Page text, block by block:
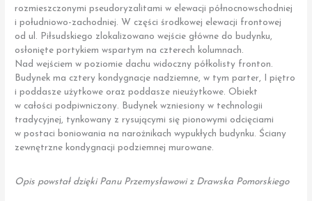
rozmieszczonymi pseudoryzalitami w elewacji północnowschodniej
i południowo-zachodniej. W części środkowej elewacji frontowej
od ul. Piłsudskiego zlokalizowano wejście główne do budynku,
osłonięte portykiem wspartym na czterech kolumnach.
Nad wejściem w poziomie dachu widoczny półkolisty fronton.
Budynek ma cztery kondygnacje nadziemne, w tym parter, I piętro
i poddasze użytkowe oraz poddasze nieużytkowe. Obiekt
w całości podpiwniczony. Budynek wzniesiony w technologii
tradycyjnej, tynkowany z rysującymi się pionowymi odcięciami
w postaci boniowania na narożnikach wypukłych budynku. Ściany
zewnętrzne kondygnacji podziemnej murowane.
Opis powstał dzięki Panu Przemysławowi z Drawska Pomorskiego